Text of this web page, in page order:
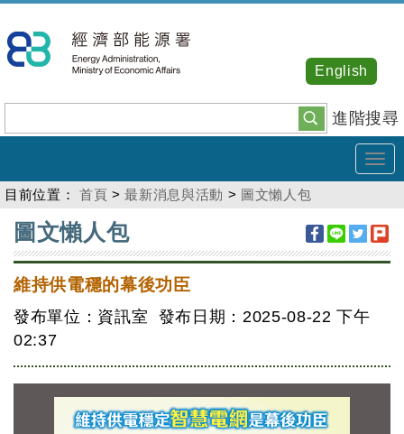
到
主
內
容
進階搜尋
English
目前位置： 首頁 >最新消息與活動 > 圖文懶人包
:::
圖文懶人包
維持供電穩的幕後功臣
發布單位：資訊室 發布日期：2025-08-22下午
02:37